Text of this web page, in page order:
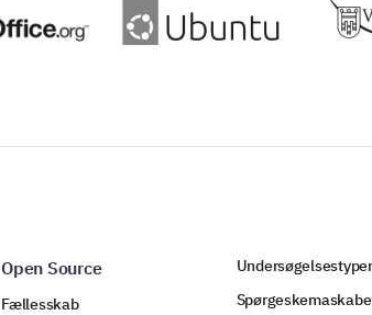
Open Source
Fællesskab
Undersøgelsestyper